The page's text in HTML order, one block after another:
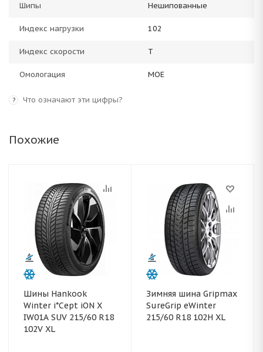
Шипы Нешипованные
Индекс нагрузки 102
Индекс скорости T
Омологация MOE
? Что означают эти цифры?
Похожие
Шины Hankook
Winter i*Cept iON X
IW01A SUV 215/60 R18
102V XL
Зимняя шина Gripmax
SureGrip eWinter
215/60 R18 102H XL